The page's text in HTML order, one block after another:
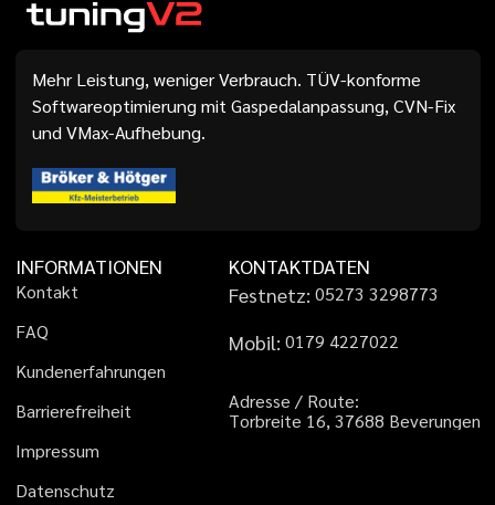
Mehr Leistung, weniger Verbrauch. TÜV-konforme
Softwareoptimierung mit Gaspedalanpassung, CVN-Fix
und VMax-Aufhebung.
INFORMATIONEN
Kontakt
FAQ
Kundenerfahrungen
Barrierefreiheit
Impressum
Datenschutz
KONTAKTDATEN
Festnetz: 05273 3298773
Mobil: 01 79 4227022
Adresse / Route:
Torbreite 16, 37688 Beverungen